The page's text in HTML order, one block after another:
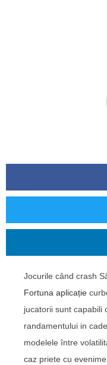
Jocurile când crash
Fortuna aplicație
jucatorii sunt capabili
randamentului in
modelele între
caz priete cu